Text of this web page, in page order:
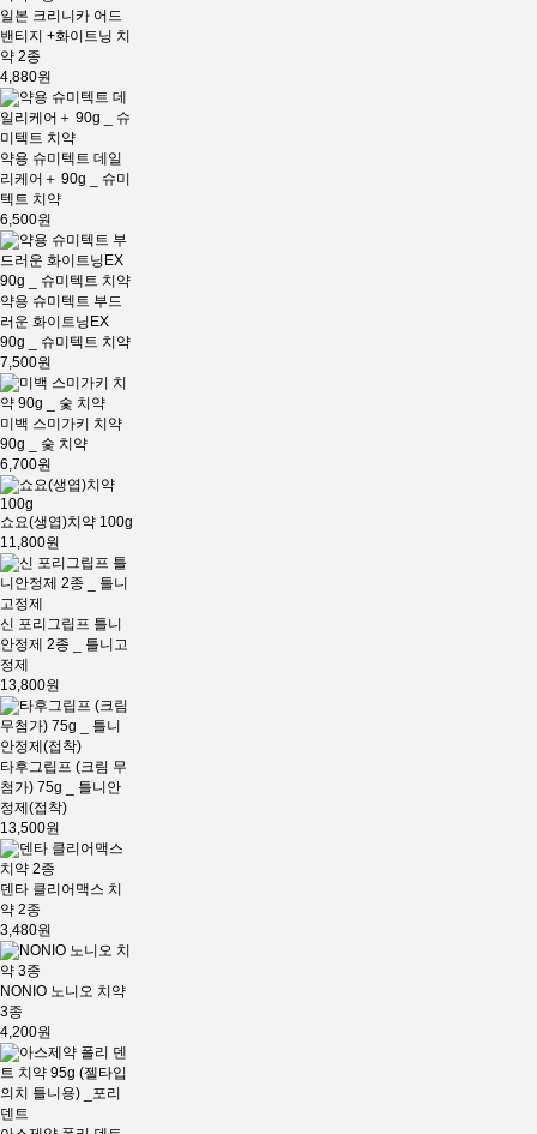
일본 크리니카 어드
밴티지 +화이트닝 치
약 2종
4,880원
약용 슈미텍트 데일
리케어＋ 90g _ 슈미
텍트 치약
6,500원
약용 슈미텍트 부드
러운 화이트닝EX
90g _ 슈미텍트 치약
7,500원
미백 스미가키 치약
90g _ 숯 치약
6,700원
쇼요(생엽)치약 100g
11,800원
신 포리그립프 틀니
안정제 2종 _ 틀니고
정제
13,800원
타후그립프 (크림 무
첨가) 75g _ 틀니안
정제(접착)
13,500원
덴타 클리어맥스 치
약 2종
3,480원
NONIO 노니오 치약
3종
4,200원